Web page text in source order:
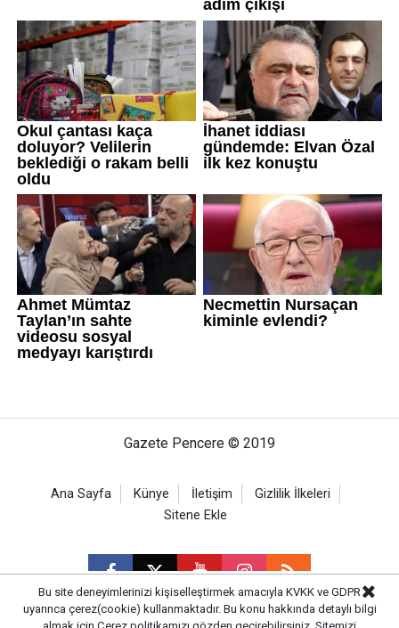
Gazete Pencere © 2019
Ana Sayfa Künye İletişim
Gizlilik İlkeleri
Sitene Ekle
Bu site deneyimlerinizi kişiselleştirmek amacıyla KVKK ve GDPR
uyarınca çerez(cookie) kullanmaktadır. Bu konu hakkında detaylı bilgi